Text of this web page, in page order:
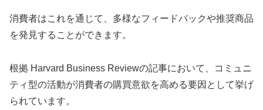
消費者はこれを通じて、多様なフィードバックや推奨商品
を発見することができます。
根拠 Harvard Business Reviewの記事において、コミュニ
ティ型の活動が消費者の購買意欲を高める要因として挙げ
られています。